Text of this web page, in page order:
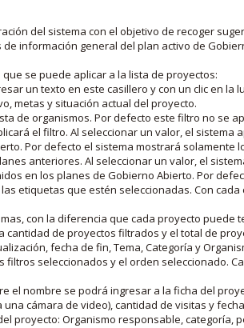
del sistema con el objetivo de recoger
información general del plan activo de
se puede aplicar a la lista de proyectos:
un texto en este casillero y con un clic en
metas y situación actual del proyecto.
de organismos. Por defecto este filtro no se
el filtro. Al seleccionar un valor, el sistema
Por defecto el sistema mostrará
anteriores. Al seleccionar un valor, el
en los planes de Gobierno Abierto. Por
etiquetas que estén seleccionadas. Con
con la diferencia que cada proyecto puede
cantidad de proyectos filtrados y el total de
fecha de fin, Tema, Categoría y
seleccionados y el orden seleccionado.
el nombre se podrá ingresar a la ficha del
cámara de video), cantidad de visitas y
proyecto: Organismo responsable, categoría,